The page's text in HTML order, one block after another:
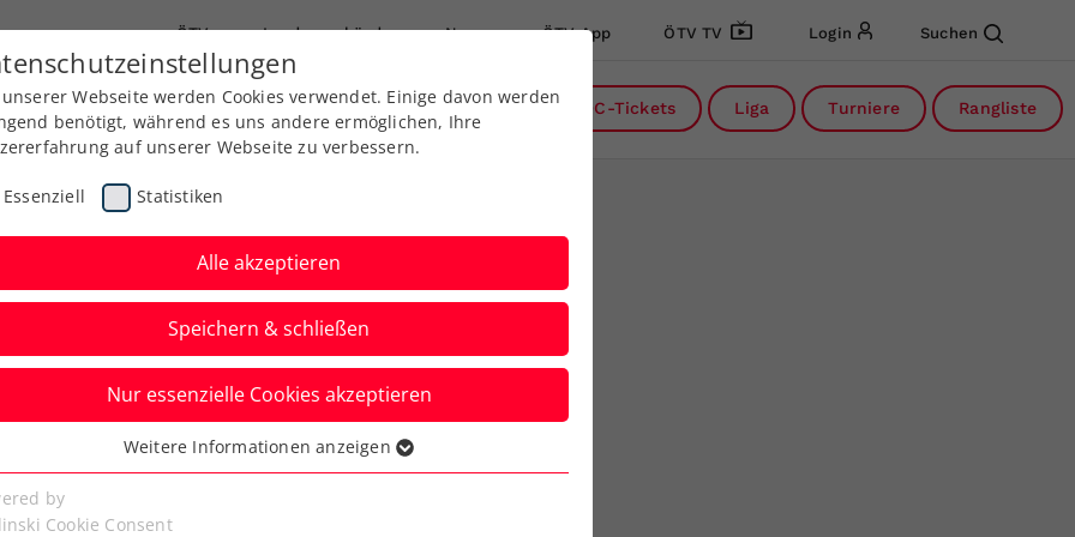
ÖTV Landesverbände News ÖTV App ÖTV TV Login Suchen
Ausbildung Services Über uns DC-Tickets Liga Turniere Rangliste
für Miedler,
an Gschiel
Webseite werden Cookies verwendet. Einige davon werden
benötigt, während es uns andere ermöglichen, Ihre
auf unserer Webseite zu verbessern.
Essenziell Statistiken
Alle akzeptieren
Speichern & schließen
Nur essenzielle Cookies akzeptieren
Cookies werden für grundlegende Funktionen der
benötigt. Dadurch ist gewährleistet, dass die Webseite
Weitere Informationen anzeigen
by
Cookie Consent